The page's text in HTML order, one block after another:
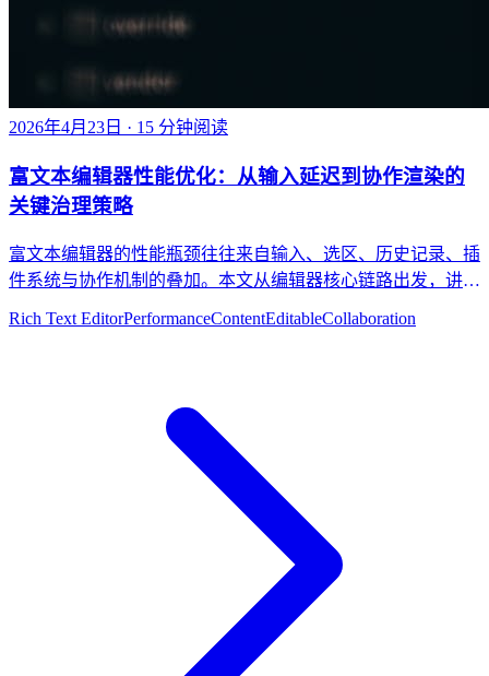
2026年4月23日 · 15 分钟阅读
富文本编辑器性能优化：从输入延迟到协作渲染的
关键治理策略
富文本编辑器的性能瓶颈往往来自输入、选区、历史记录、插
件系统与协作机制的叠加。本文从编辑器核心链路出发，讲清
Rich Text EditorPerformanceContentEditableCollaboration